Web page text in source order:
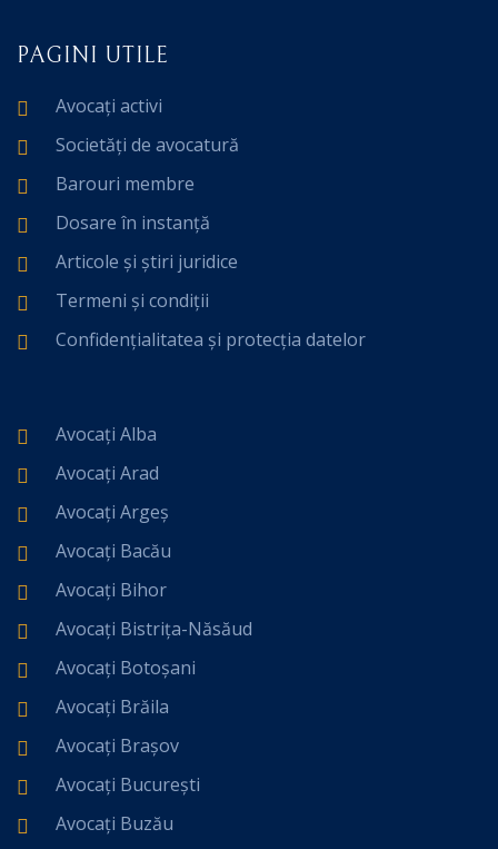
PAGINI UTILE
Avocați activi
Societăți de avocatură
Barouri membre
Dosare în instanță
Articole și știri juridice
Termeni și condiții
Confidențialitatea și protecția datelor
Avocați Alba
Avocați Arad
Avocați Argeș
Avocați Bacău
Avocați Bihor
Avocați Bistrița-Năsăud
Avocați Botoșani
Avocați Brăila
Avocați Brașov
Avocați București
Avocați Buzău